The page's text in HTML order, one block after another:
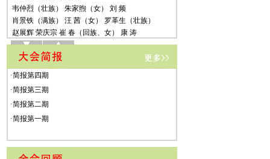
韦仲烈（壮族） 朱家煦（女） 刘 频
肖景铁（满族） 汪 茜（女） 罗革生（壮族）
赵展辉 荣庆宗 崔 春（回族、女） 康 涛
零志波（壮族） 谭界忠
中国民主建国会（11名）
王志军 王德霞（女） 江远征 吴 华（女）
吴大虎(壮族) 吴卫南(壮族) 陈 敏(彝族、女)
卓柳凌(壮族) 周礼民(瑶族) 曾文波 戴 翔
马琳娜（女） 王建武 冯年养 刘文光 刘昌业
李 祥 李栋龙 侯 琳（女） 唐柳平（女）
·简报第四期
·简报第三期
·简报第二期
·简报第一期